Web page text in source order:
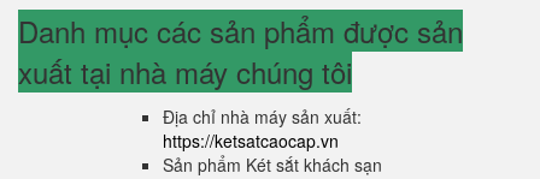
Danh mục các sản phẩm được sản
xuất tại nhà máy chúng tôi
Địa chỉ nhà máy sản xuất:
https://ketsatcaocap.vn
Sản phẩm Két sắt khách sạn